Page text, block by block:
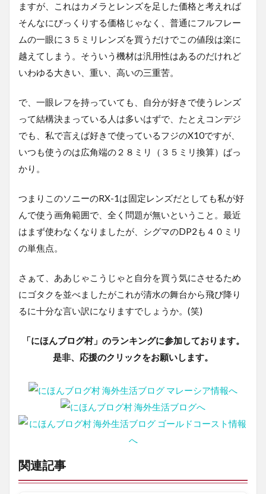
ますが、これはカメラとレンズを足した価格と考えれば
そんなにびっくりする価格じゃなく、普通にフルフレー
ムの一眼に３５ミリレンズを買うだけでこの値段は楽に
越えてしまう。そういう機材は汎用性はあるのだけれど
いわゆる大きい、重い、高いの三重苦。
で、一眼レフを持っていても、自分が好きで使うレンズ
って結構決まっている人は多いはずで、たとえコンデジ
でも、私で言えば好きで使っているフジのX10ですが、
いつも使うのは広角端の２８ミリ（３５ミリ換算）ばっ
かり。
つまりこのソニーのRX-1は固定レンズだとしても私が好
んで使う画角範囲で、全く問題が無いということ。最近
はまず使わなくなりましたが、シグマのDP2も４０ミリ
の単焦点。
さぁて、ああじゃこうじゃと自分を買う気にさせるため
にゴタクを並べましたがこれが清水の舞台から飛び降り
るに十分な言い訳になりますでしょうか。(笑)
「にほんブログ村」のランキングに参加しております。
是非、応援のクリックをお願いします。
関連記事